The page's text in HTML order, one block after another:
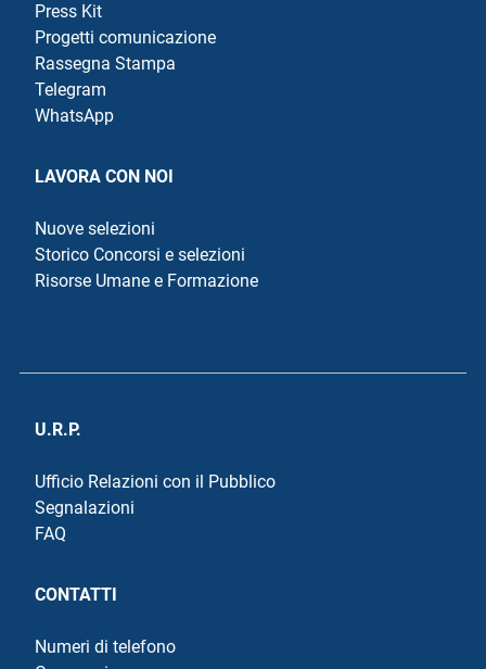
Press Kit
Progetti comunicazione
Rassegna Stampa
Telegram
WhatsApp
LAVORA CON NOI
Nuove selezioni
Storico Concorsi e selezioni
Risorse Umane e Formazione
U.R.P.
Ufficio Relazioni con il Pubblico
Segnalazioni
FAQ
CONTATTI
Numeri di telefono